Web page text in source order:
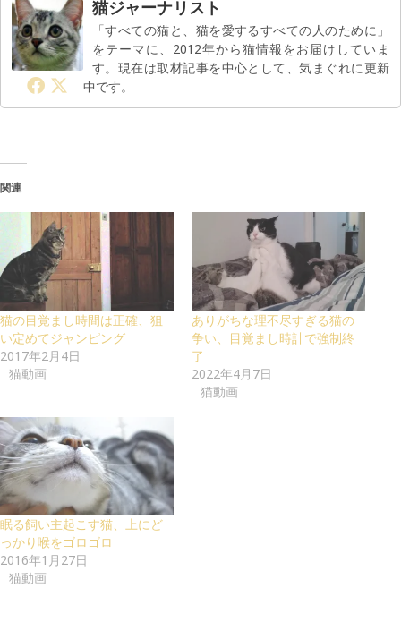
猫ジャーナリスト
「すべての猫と、猫を愛するすべての人のために」
をテーマに、2012年から猫情報をお届けしていま
す。現在は取材記事を中心として、気まぐれに更新
中です。
関連
猫の目覚まし時間は正確、狙
い定めてジャンピング
2017年2月4日
猫動画
ありがちな理不尽すぎる猫の
争い、目覚まし時計で強制終
了
2022年4月7日
猫動画
眠る飼い主起こす猫、上にど
っかり喉をゴロゴロ
2016年1月27日
猫動画